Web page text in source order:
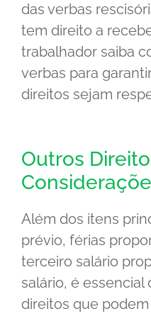
das verbas
tem direito a
trabalhador saiba
verbas para
direitos sejam
Outros
Além dos itens
prévio, férias
terceiro salário
salário, é
direitos que